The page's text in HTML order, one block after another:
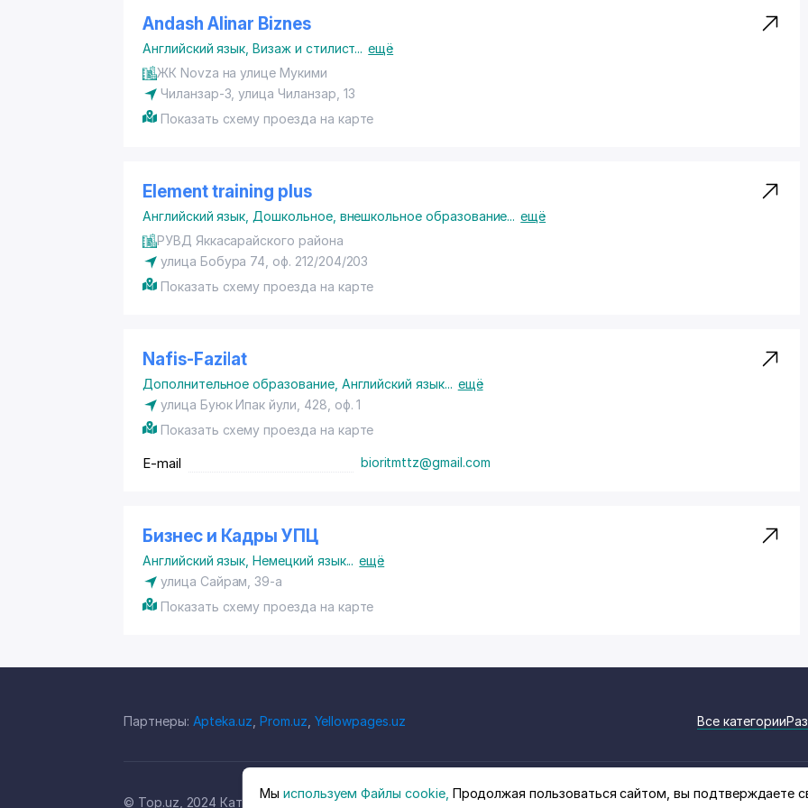
Andash Alinar Biznes
Английский язык ,Визаж и стилист... ещё
ЖК Novza на улице Мукими
Чиланзар-3, улица Чиланзар, 13
Показать схему проезда на карте
Element training plus
Английский язык Дошкольное, внешкольное образование... ещё
РУВД Яккасарайского района
улица Бобура 74, оф. 212/204/203
Показать схему проезда на карте
Nafis-Fazilat
Дополнительное образование, Английский язык... ещё
улица Буюк Ипак йули, 428, оф. 1
Показать схему проезда на карте
E-mail bioritmttz@gmail.com
Бизнес и Кадры УПЦ
Английский язык ,Немецкий язык... ещё
улица Сайрам, 39-а
Показать схему проезда на карте
Партнеры: Apteka.uz Prom.uz Yellowpages.uz Все категории
© Top.uz, 2024 Каталог компаний Узбекистана
Мы используем Файлы cookie, Продолжая пользоваться сайтом, вы подтверждаете